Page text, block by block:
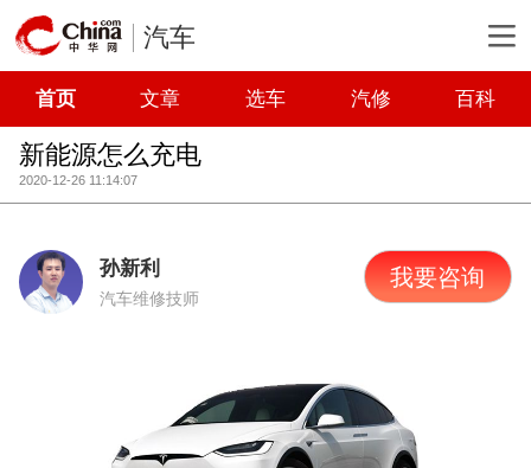
汽车
首页 文章 选车 汽修 百科
新能源怎么充电
2020-12-26 11:14:07
孙新利
汽车维修技师
我要咨询